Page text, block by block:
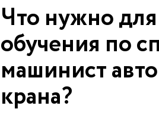
Что нужно
обучения по
машинист
крана?